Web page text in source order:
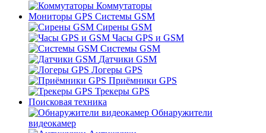
Коммутаторы
Мониторы GPS Системы GSM
Сирены GSM
Часы GPS и GSM
Системы GSM
Датчики GSM
Логеры GPS
Приёмники GPS
Трекеры GPS
Поисковая техника
Обнаружители
видеокамер